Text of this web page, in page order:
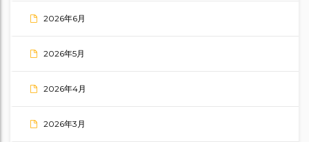
2026年6月
2026年5月
2026年4月
2026年3月